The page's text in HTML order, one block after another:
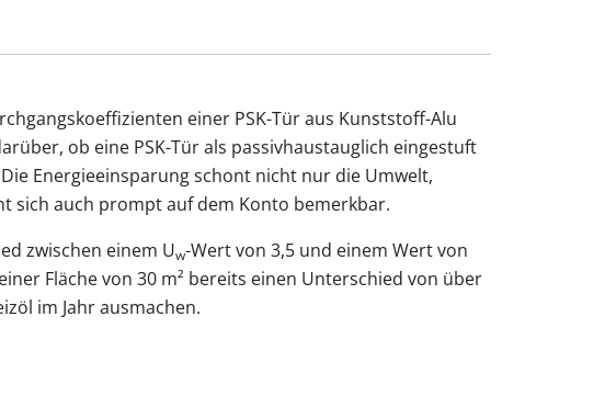
einer PSK-Tür aus Kunststoff-Alu
ob eine PSK-Tür als passivhaustauglich eingestuft
Energieeinsparung schont nicht nur die Umwelt,
sich auch prompt auf dem Konto bemerkbar.
zwischen einem Uw-Wert von 3,5 und einem Wert von
Fläche von 30 m² bereits einen Unterschied von über
im Jahr ausmachen.